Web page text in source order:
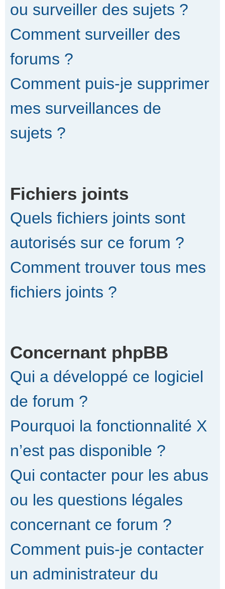
ou surveiller des sujets ?
Comment surveiller des
forums ?
Comment puis-je supprimer
mes surveillances de
sujets ?
Fichiers joints
Quels fichiers joints sont
autorisés sur ce forum ?
Comment trouver tous mes
fichiers joints ?
Concernant phpBB
Qui a développé ce logiciel
de forum ?
Pourquoi la fonctionnalité X
n’est pas disponible ?
Qui contacter pour les abus
ou les questions légales
concernant ce forum ?
Comment puis-je contacter
un administrateur du